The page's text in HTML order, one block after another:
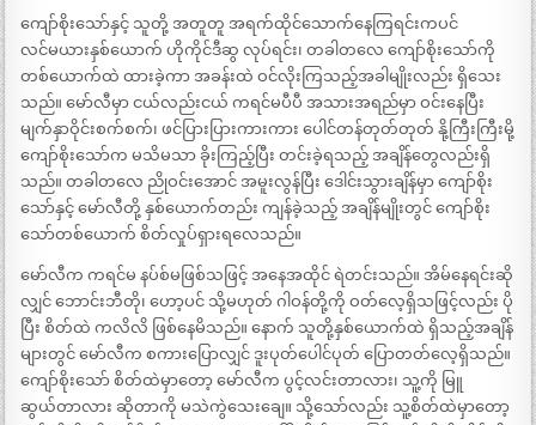
ကျော်စိုးသော်နှင့် သူတို့ အတူတူ အရက်ထိုင်သောက်နေကြရင်းကပင်
လင်မယားနှစ်ယောက် ဟိုကိုင်ဒီဆွ လုပ်ရင်း၊ တခါတလေ ကျော်စိုးသော်ကို
တစ်ယောက်ထဲ ထားခဲ့ကာ အခန်းထဲ ဝင်လိုးကြသည့်အခါမျိုးလည်း ရှိသေး
သည်။ မော်လီမှာ ငယ်လည်းငယ် ကရင်မပီပီ အသားအရည်မှာ ဝင်းနေပြီး
မျက်နှာဝိုင်းစက်စက်၊ ဖင်ပြားပြားကားကား ပေါင်တန်တုတ်တုတ် နို့ကြီးကြီးမို့
ကျော်စိုးသော်က မသိမသာ ခိုးကြည့်ပြီး တင်းခဲ့ရသည့် အချိန်တွေလည်းရှိ
သည်။ တခါတလေ ညိုဝင်းအောင် အမူးလွန်ပြီး ဒေါင်းသွားချိန်မှာ ကျော်စိုး
သော်နှင့် မော်လီတို့ နှစ်ယောက်တည်း ကျန်ခဲ့သည့် အချိန်မျိုးတွင် ကျော်စိုး
သော်တစ်ယောက် စိတ်လှုပ်ရှားရလေသည်။
မော်လီက ကရင်မ နပ်စ်မဖြစ်သဖြင့် အနေအထိုင် ရဲတင်းသည်။ အိမ်နေရင်းဆို
လျှင် ဘောင်းဘီတို၊ ဟော့ပင် သို့မဟုတ် ဂါဝန်တို့ကို ဝတ်လေ့ရှိသဖြင့်လည်း ပို
ပြီး စိတ်ထဲ ကလိလိ ဖြစ်နေမိသည်။ နောက် သူတို့နှစ်ယောက်ထဲ ရှိသည့်အချိန်
များတွင် မော်လီက စကားပြောလျှင် ဒူးပုတ်ပေါင်ပုတ် ပြောတတ်လေ့ရှိသည်။
ကျော်စိုးသော် စိတ်ထဲမှာတော့ မော်လီက ပွင့်လင်းတာလား၊ သူ့ကို မြူ
ဆွယ်တာလား ဆိုတာကို မသဲကွဲသေးချေ။ သို့သော်လည်း သူ့စိတ်ထဲမှာတော့